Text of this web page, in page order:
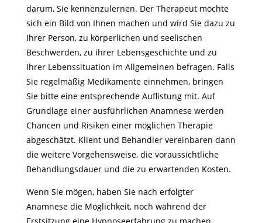
darum, Sie kennenzulernen. Der Therapeut möchte
sich ein Bild von Ihnen machen und wird Sie dazu zu
Ihrer Person, zu körperlichen und seelischen
Beschwerden, zu ihrer Lebensgeschichte und zu
Ihrer Lebenssituation im Allgemeinen befragen. Falls
Sie regelmäßig Medikamente einnehmen, bringen
Sie bitte eine entsprechende Auflistung mit. Auf
Grundlage einer ausführlichen Anamnese werden
Chancen und Risiken einer möglichen Therapie
abgeschätzt. Klient und Behandler vereinbaren dann
die weitere Vorgehensweise, die voraussichtliche
Behandlungsdauer und die zu erwartenden Kosten.
Wenn Sie mögen, haben Sie nach erfolgter
Anamnese die Möglichkeit, noch während der